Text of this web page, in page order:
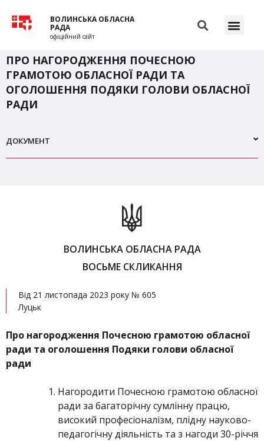
ВОЛИНСЬКА ОБЛАСНА
РАДА
офіційний сайт
ПРО НАГОРОДЖЕННЯ ПОЧЕСНОЮ
ГРАМОТОЮ ОБЛАСНОЇ РАДИ ТА
ОГОЛОШЕННЯ ПОДЯКИ ГОЛОВИ ОБЛАСНОЇ
РАДИ
ДОКУМЕНТ
ВОЛИНСЬКА ОБЛАСНА РАДА
ВОСЬМЕ СКЛИКАННЯ
Від 21 листопада 2023 року № 605
Луцьк
Про нагородження Почесною грамотою обласної
ради та оголошення Подяки голови обласної
ради
Нагородити Почесною грамотою обласної
ради за багаторічну сумлінну працю,
високий професіоналізм, плідну науково-
педагогічну діяльність та з нагоди 30-річчя